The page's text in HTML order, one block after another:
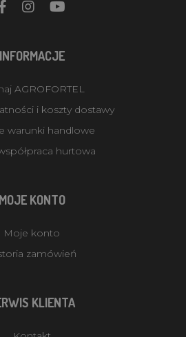
INFORMACJE
AGROFORTEL
i koszty dostawy
warunki handlowe
hurtowa
MOJE KONTO
Moje konto
zamówień
KLIENTA